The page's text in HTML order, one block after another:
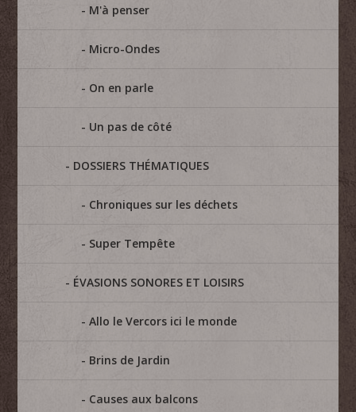
M'à penser
Micro-Ondes
On en parle
Un pas de côté
DOSSIERS THÉMATIQUES
Chroniques sur les déchets
Super Tempête
ÉVASIONS SONORES ET LOISIRS
Allo le Vercors ici le monde
Brins de Jardin
Causes aux balcons